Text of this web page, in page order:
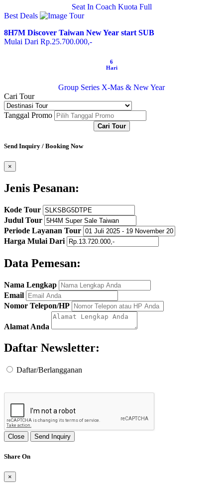
Seat In Coach Kuota Full
Best Deals
8H7M Discover Taiwan New Year start SUB
Mulai Dari Rp.25.700.000,-
6
Hari
Group Series X-Mas & New Year
Cari Tour
Tanggal Promo
Cari Tour
Send Inquiry / Booking Now
×
Jenis Pesanan:
Kode Tour
Judul Tour
Periode Layanan Tour
Harga Mulai Dari
Data Pemesan:
Nama Lengkap
Email
Nomor Telepon/HP
Alamat Anda
Daftar Newsletter:
Daftar/Berlangganan
Close Send Inquiry
Share On
×